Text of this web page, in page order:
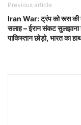
Previous article
Iran War: ट्रंप को रूस की
सलाह – ईरान संकट सुलझाना
पाकिस्तान छोड़ो, भारत का